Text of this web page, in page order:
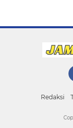
Redaksi